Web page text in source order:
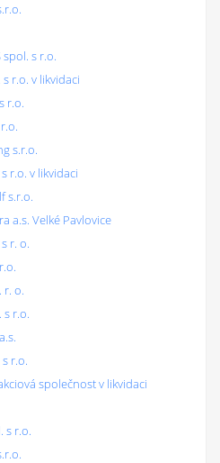
spol. s r.o.
s r.o. v likvidaci
r.o.
s.r.o.
s r.o. v likvidaci
s.r.o.
a.s. Velké Pavlovice
r. o.
r. o.
s r.o.
s r.o.
společnost v likvidaci
s r.o.